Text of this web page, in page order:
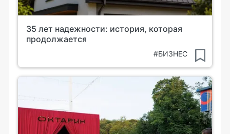
35 лет надежности: история, которая
продолжается
#БИЗНЕС